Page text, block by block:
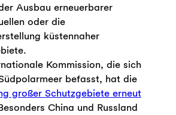
Ausbau erneuerbarer
oder die
küstennaher
Kommission, die sich
befasst, hat die
großer Schutzgebiete erneut
China und Russland